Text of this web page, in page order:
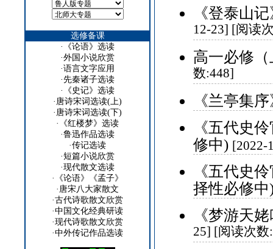
选修备课
·
《论语》选读
·外国小说欣赏
·语言文字应用
·先秦诸子选读
·
《史记》选读
· 唐诗宋词选读(上)
· 唐诗宋词选读(下)
·
《红楼梦》选读
·鲁迅作品选读
·传记选读
·短篇小说欣赏
·现代散文选读
·
《论语》《孟子》
· 唐宋八大家散文
·古代诗歌散文欣赏
·中国文化经典研读
·现代诗歌散文欣赏
·中外传记作品选读
《登泰山
12-23] [阅读
高一必修
数:448]
《兰亭集
《五代史
修中) [2022-
《五代史
择性必修中
《梦游天
25] [阅读次数